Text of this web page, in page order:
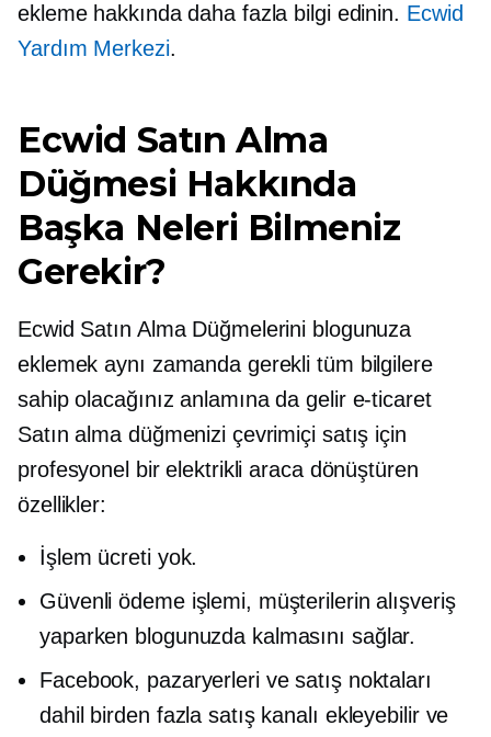
ekleme hakkında daha fazla bilgi edinin. Ecwid
Yardım Merkezi.
Ecwid Satın Alma
Düğmesi Hakkında
Başka Neleri Bilmeniz
Gerekir?
Ecwid Satın Alma Düğmelerini blogunuza
eklemek aynı zamanda gerekli tüm bilgilere
sahip olacağınız anlamına da gelir e-ticaret
Satın alma düğmenizi çevrimiçi satış için
profesyonel bir elektrikli araca dönüştüren
özellikler:
İşlem ücreti yok.
Güvenli ödeme işlemi, müşterilerin alışveriş
yaparken blogunuzda kalmasını sağlar.
Facebook, pazaryerleri ve satış noktaları
dahil birden fazla satış kanalı ekleyebilir ve